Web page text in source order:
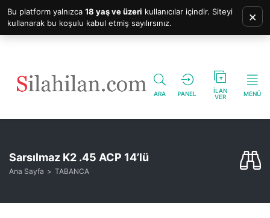
ARA PANEL
İLAN
VER
MENÜ
Sarsılmaz K2 .45 ACP 14’lü
Ana Sayfa TABANCA
Bu platform yalnızca 18 yaş ve üzeri kullanıcılar içindir. Siteyi
kullanarak bu koşulu kabul etmiş sayılırsınız.
×